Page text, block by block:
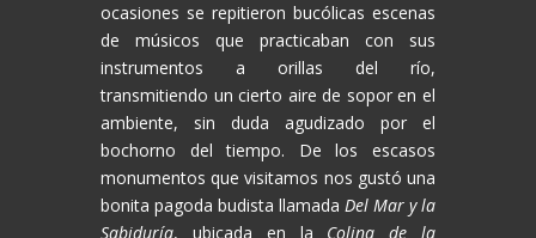
ocasiones se repitieron bucólicas escenas
de músicos que practicaban con sus
instrumentos a orillas del río,
transmitiendo un cierto aire de sopor en el
ambiente, sin duda agudizado por el
bochorno del tiempo. De los escasos
monumentos que visitamos nos gustó una
bonita pagoda budista llamada Del Mar y la
Sabiduría, ubicada en la Colina de la